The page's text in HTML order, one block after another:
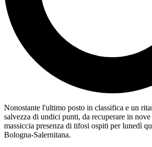
Nonostante l'ultimo posto in classifica e un
salvezza di undici punti, da recuperare in
massiccia presenza di tifosi ospiti per lunedì
Bologna-Salernitana.